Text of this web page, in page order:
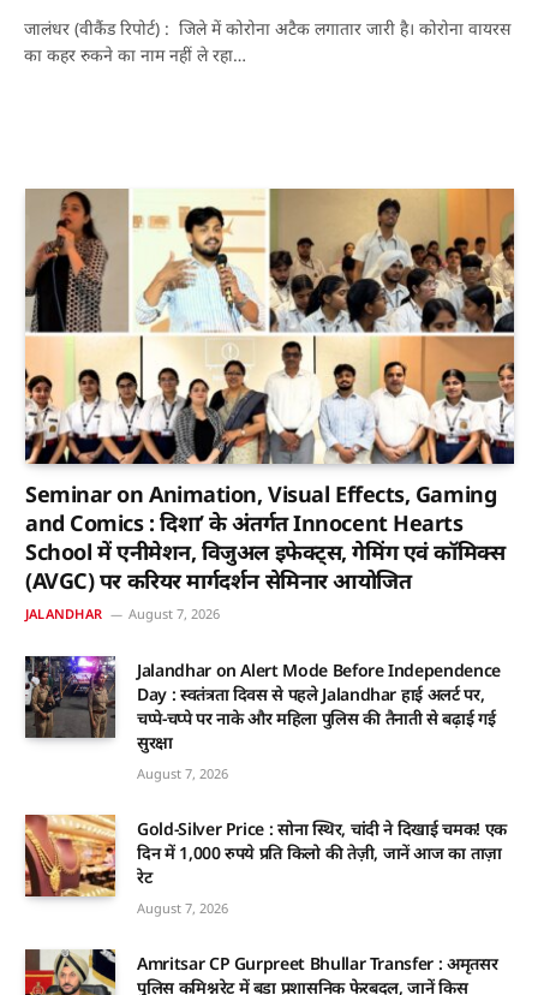
जालंधर (वीकैंड रिपोर्ट) : जिले में कोरोना अटैक लगातार जारी है। कोरोना वायरस
का कहर रुकने का नाम नहीं ले रहा…
Seminar on Animation, Visual Effects, Gaming
and Comics : दिशा’ के अंतर्गत Innocent Hearts
School में एनीमेशन, विजुअल इफेक्ट्स, गेमिंग एवं कॉमिक्स
(AVGC) पर करियर मार्गदर्शन सेमिनार आयोजित
JALANDHAR August 7, 2026
Jalandhar on Alert Mode Before Independence
Day : स्वतंत्रता दिवस से पहले Jalandhar हाई अलर्ट पर,
चप्पे-चप्पे पर नाके और महिला पुलिस की तैनाती से बढ़ाई गई
सुरक्षा
August 7, 2026
Gold-Silver Price : सोना स्थिर, चांदी ने दिखाई चमक! एक
दिन में 1,000 रुपये प्रति किलो की तेज़ी, जानें आज का ताज़ा
रेट
August 7, 2026
Amritsar CP Gurpreet Bhullar Transfer : अमृतसर
पुलिस कमिश्नरेट में बड़ा प्रशासनिक फेरबदल, जानें किस